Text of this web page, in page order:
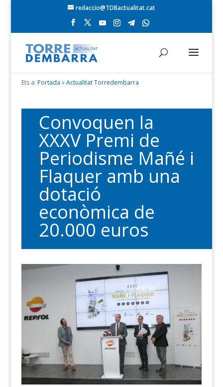
redaccio@TDBactualitat.cat
Ets a: Portada »Actualitat Torredembarra
Convoquen la
XXXV Premi de
Periodisme Mañé i
Flaquer amb una
dotació
econòmica de
20.000 euros